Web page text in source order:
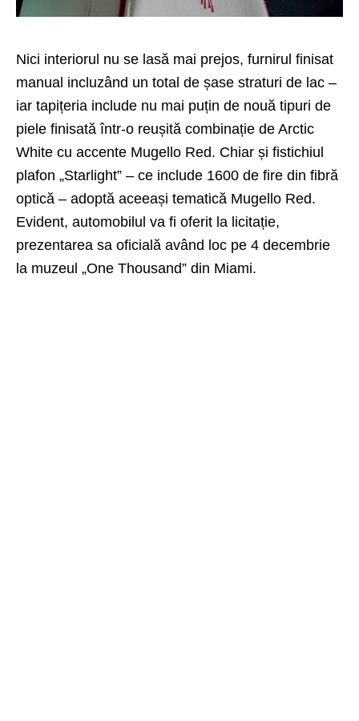
Nici interiorul nu se lasă mai prejos, furnirul finisat
manual incluzând un total de șase straturi de lac –
iar tapițeria include nu mai puțin de nouă tipuri de
piele finisată într-o reușită combinație de Arctic
White cu accente Mugello Red. Chiar și fistichiul
plafon „Starlight” – ce include 1600 de fire din fibră
optică – adoptă aceeași tematică Mugello Red.
Evident, automobilul va fi oferit la licitație,
prezentarea sa oficială având loc pe 4 decembrie
la muzeul „One Thousand” din Miami.